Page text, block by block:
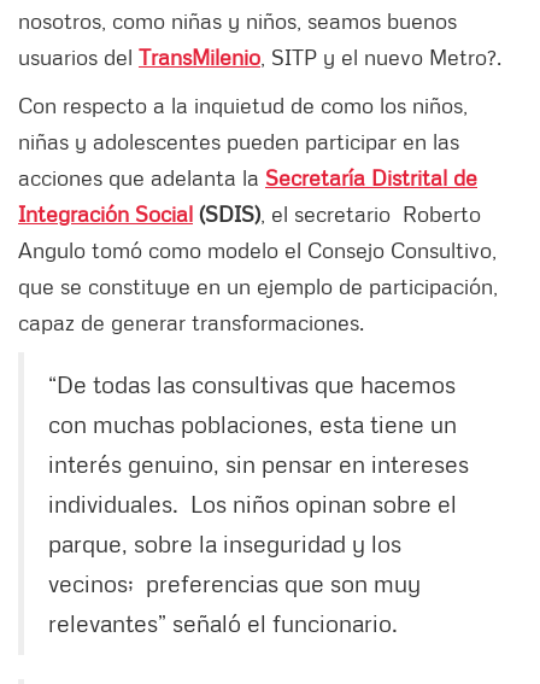
nosotros, como niñas y niños, seamos buenos
usuarios del TransMilenio , SITP y el nuevo Metro?.
Con respecto a la inquietud de como los niños,
niñas y adolescentes pueden participar en las
acciones que adelanta la Secretaría Distrital de
Integración Social (SDIS) , el secretario Roberto
Angulo tomó como modelo el Consejo Consultivo,
que se constituye en un ejemplo de participación,
capaz de generar transformaciones.
“De todas las consultivas que hacemos
con muchas poblaciones, esta tiene un
interés genuino, sin pensar en intereses
individuales. Los niños opinan sobre el
parque, sobre la inseguridad y los
vecinos; preferencias que son muy
relevantes” señaló el funcionario.